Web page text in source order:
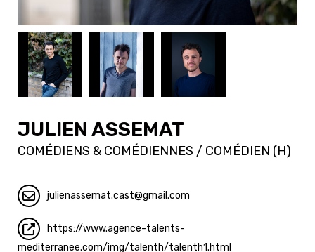
JULIEN ASSEMAT
COMÉDIENS & COMÉDIENNES / COMÉDIEN (H)
julienassemat.cast gmail.com
https://www.agence-talents-
mediterranee.com/img/talenth/talenth1.html